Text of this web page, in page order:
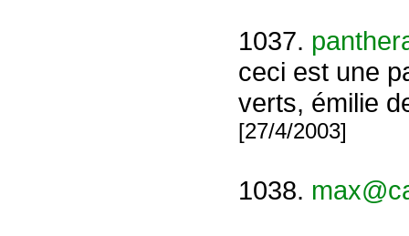
1037.
ceci est une
verts, émilie
[27/4/2003]
1038.